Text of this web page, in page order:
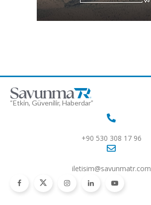
“Etkin, Güvenilir, Haberdar”
+90 530 308 17 96
iletisim@savunmatr.com